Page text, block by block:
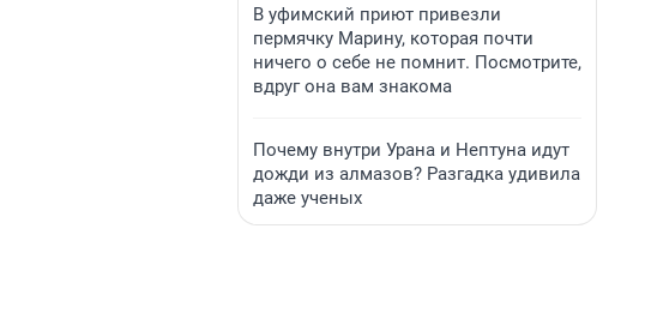
В уфимский приют привезли
пермячку Марину, которая почти
ничего о себе не помнит. Посмотрите,
вдруг она вам знакома
Почему внутри Урана и Нептуна идут
дожди из алмазов? Разгадка удивила
даже ученых